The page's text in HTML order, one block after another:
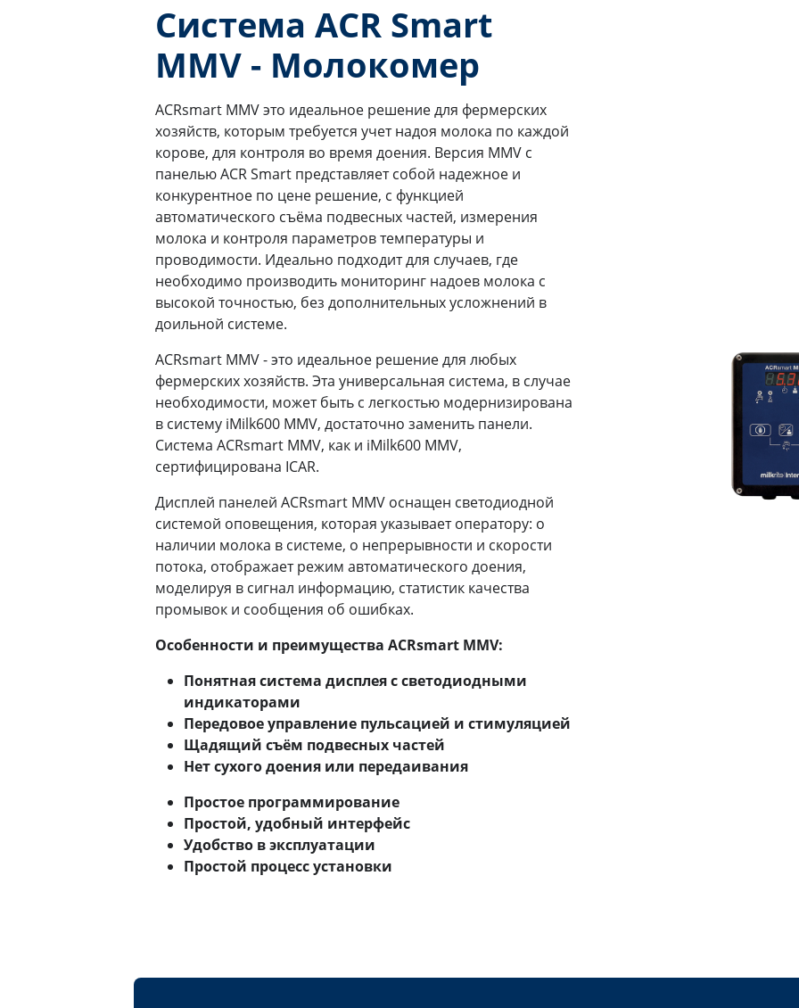
Система ACR Smart
MMV - Молокомер
ACRsmart MMV это идеальное решение для фермерских
хозяйств, которым требуется учет надоя молока по каждой
корове, для контроля во время доения. Версия MMV с
панелью ACR Smart представляет собой надежное и
конкурентное по цене решение, с функцией
автоматического съёма подвесных частей, измерения
молока и контроля параметров температуры и
проводимости. Идеально подходит для случаев, где
необходимо производить мониторинг надоев молока с
высокой точностью, без дополнительных усложнений в
доильной системе.
ACRsmart MMV - это идеальное решение для любых
фермерских хозяйств. Эта универсальная система, в случае
необходимости, может быть с легкостью модернизирована
в систему iMilk600 MMV, достаточно заменить панели.
Система ACRsmart MMV, как и iMilk600 MMV,
сертифицирована ICAR.
Дисплей панелей ACRsmart MMV оснащен светодиодной
системой оповещения, которая указывает оператору: о
наличии молока в системе, о непрерывности и скорости
потока, отображает режим автоматического доения,
моделируя в сигнал информацию, статистик качества
промывок и сообщения об ошибках.
Особенности и преимущества ACRsmart MMV:
Понятная система дисплея с светодиодными
индикаторами
Передовое управление пульсацией и стимуляцией
Щадящий съём подвесных частей
Нет сухого доения или передаивания
Простое программирование
Простой, удобный интерфейс
Удобство в эксплуатации
Простой процесс установки